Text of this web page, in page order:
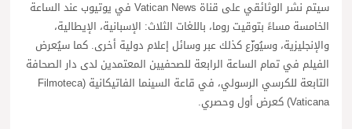
سيتم نشر الوثائقي على قناة Vatican News في يوتيوب عند الساعة
الخامسة مساءً بتوقيت روما، باللغات الثلاث: الإسبانية، الإيطالية،
والإنجليزية، وسيُوزّع كذلك عبر وسائل إعلام دولية أخرى. كما سيُعرض
الفيلم في تمام الساعة الرابعة للصحفيين المعتمدين لدى دار الصحافة
التابعة للكرسي الرسولي، في قاعة السينما الفاتيكانية (Filmoteca
Vaticana) كعرض أول وحصري.